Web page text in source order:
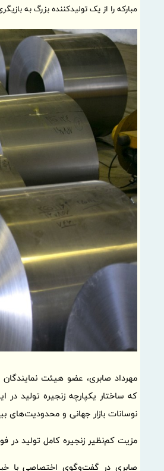
مبارکه را از یک تولیدکننده بزرگ به
مهرداد صابری، عضو هیئت نمایندگان
که ساختار یکپارچه زنجیره تولید در
نوسانات بازار جهانی و محدودیت‌های
مزیت کم‌نظیر زنجیره کامل تولید در
صابری در گفت‌وگوی اختصاصی با